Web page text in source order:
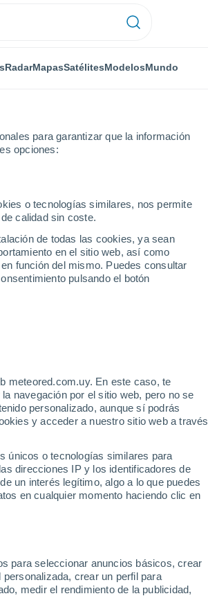
para garantizar que la información
opciones:
o tecnologías similares, nos permite
calidad sin coste.
de todas las cookies, ya sean
en el sitio web, así como
función del mismo. Puedes consultar
pulsando el botón
meteored.com.uy. En este caso, te
navegación por el sitio web, pero no se
personalizado, aunque sí podrás
y acceder a nuestro sitio web a través
únicos o tecnologías similares para
direcciones IP y los identificadores de
un interés legítimo, algo a lo que puedes
en cualquier momento haciendo clic en
para seleccionar anuncios básicos, crear
crear un perfil para
medir el rendimiento de la publicidad,
RadarMapasSatélitesModelosMundo